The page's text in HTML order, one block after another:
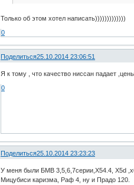
Только об этом хотел написать)))))))))))))
0
Поделиться25.10.2014 23:06:51
Я к тому , что качество ниссан падает
0
Поделиться25.10.2014 23:23:23
У меня были БМВ 3,5,6,7серии,Х54.4, Х5d
Мицубиси каризма, Раф 4, ну и Прадо 120.